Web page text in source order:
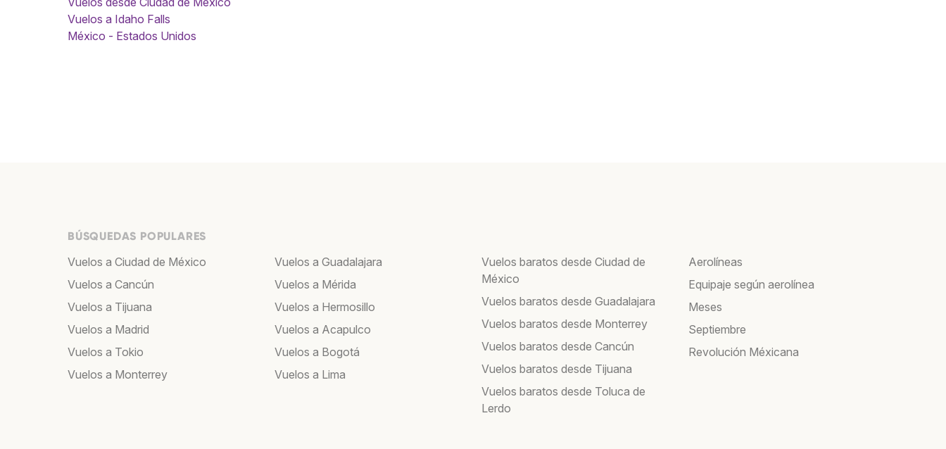
Vuelos a Idaho Falls
México - Estados Unidos
BÚSQUEDAS POPULARES
Vuelos a Ciudad de México
Vuelos a Cancún
Vuelos a Tijuana
Vuelos a Madrid
Vuelos a Tokio
Vuelos a Monterrey
Vuelos a Guadalajara
Vuelos a Mérida
Vuelos a Hermosillo
Vuelos a Acapulco
Vuelos a Bogotá
Vuelos a Lima
Vuelos baratos desde Ciudad de
México
Vuelos baratos desde Guadalajara
Vuelos baratos desde Monterrey
Vuelos baratos desde Cancún
Vuelos baratos desde Tijuana
Vuelos baratos desde Toluca de
Lerdo
Aerolíneas
Equipaje según aerolínea
Meses
Septiembre
Revolución Méxicana